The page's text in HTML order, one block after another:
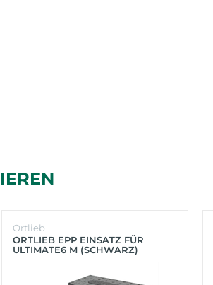
Ortlieb
ORTLIEB EPP EINSATZ FÜR
ULTIMATE6 M (SCHWARZ)